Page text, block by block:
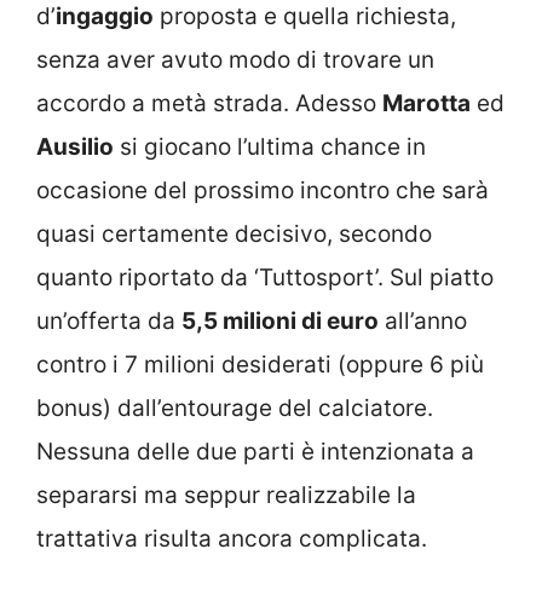
d’ingaggio proposta e quella richiesta,
senza aver avuto modo di trovare un
accordo a metà strada. Adesso Marotta ed
Ausilio si giocano l’ultima chance in
occasione del prossimo incontro che sarà
quasi certamente decisivo, secondo
quanto riportato da ‘Tuttosport’. Sul piatto
un’offerta da 5,5 milioni di euro all’anno
contro i 7 milioni desiderati (oppure 6 più
bonus) dall’entourage del calciatore.
Nessuna delle due parti è intenzionata a
separarsi ma seppur realizzabile la
trattativa risulta ancora complicata.